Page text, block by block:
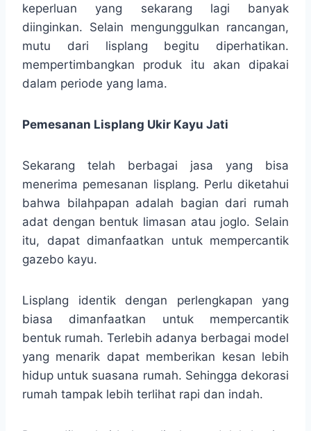
keperluan yang sekarang lagi banyak
diinginkan. Selain mengunggulkan rancangan,
mutu dari lisplang begitu diperhatikan.
mempertimbangkan produk itu akan dipakai
dalam periode yang lama.
Pemesanan Lisplang Ukir Kayu Jati
Sekarang telah berbagai jasa yang bisa
menerima pemesanan lisplang. Perlu diketahui
bahwa bilahpapan adalah bagian dari rumah
adat dengan bentuk limasan atau joglo. Selain
itu, dapat dimanfaatkan untuk mempercantik
gazebo kayu.
Lisplang identik dengan perlengkapan yang
biasa dimanfaatkan untuk mempercantik
bentuk rumah. Terlebih adanya berbagai model
yang menarik dapat memberikan kesan lebih
hidup untuk suasana rumah. Sehingga dekorasi
rumah tampak lebih terlihat rapi dan indah.